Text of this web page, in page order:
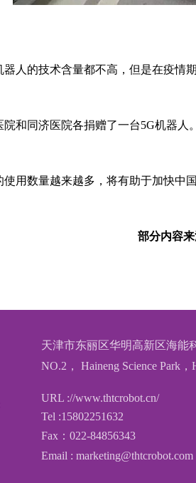
的技术含量都不高，但是在疫情
同济医院各捐赠了一台5G机器人
数量越来越多，将有助于加快中
部分内容
天津市东丽区华明高新区海能
NO.2， Haineng Science Park
URL ://www.thtcrobot.cn/
Tel :15802251632
Fax：022-84856343
Email : marketing@thtcrobot.com